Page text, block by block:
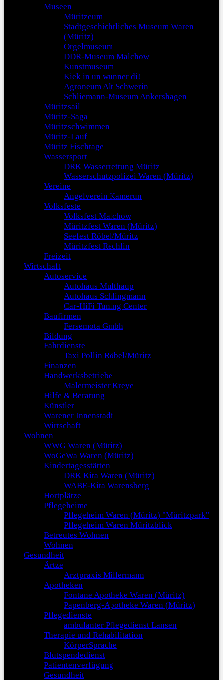
Museen
Müritzeum
Stadtgeschichtliches Museum Waren
(Müritz)
Orgelmuseum
DDR-Museum Malchow
Kunstmuseum
Kiek in un wunner di!
Agroneum Alt Schwerin
Schliemann-Museum Ankershagen
Müritzsail
Müritz-Saga
Müritzschwimmen
Müritz-Lauf
Müritz Fischtage
Wassersport
DRK Wasserrettung Müritz
Wasserschutzpolizei Waren (Müritz)
Vereine
Angelverein Kamerun
Volksfeste
Volksfest Malchow
Müritzfest Waren (Müritz)
Seefest Röbel/Müritz
Müritzfest Rechlin
Freizeit
Wirtschaft
Autoservice
Autohaus Multhaup
Autohaus Schlingmann
Car-HiFi Tuning Center
Baufirmen
Fersemota Gmbh
Bildung
Fahrdienste
Taxi Pollin Röbel/Müritz
Finanzen
Handwerksbetriebe
Malermeister Kreye
Hilfe & Beratung
Künstler
Warener Innenstadt
Wirtschaft
Wohnen
WWG Waren (Müritz)
WoGeWa Waren (Müritz)
Kindertagesstätten
DRK Kita Waren (Müritz)
WABE-Kita Warensberg
Hortplätze
Pflegeheime
Pflegeheim Waren (Müritz) "Müritzpark"
Pflegeheim Waren Müritzblick
Betreutes Wohnen
Wohnen
Gesundheit
Ärtze
Arztpraxis Millermann
Apotheken
Fontane Apotheke Waren (Müritz)
Papenberg-Apotheke Waren (Müritz)
Pflegedienste
ambulanter Pflegedienst Lansen
Therapie und Rehabilitation
KörperSprache
Blutspendedienst
Patientenverfügung
Gesundheit